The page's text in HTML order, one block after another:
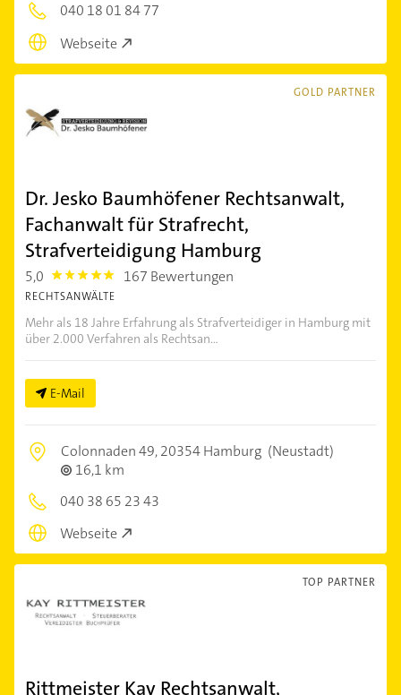
040 18 01 84 77
Webseite
GOLD PARTNER
Dr. Jesko Baumhöfener Rechtsanwalt,
Fachanwalt für Strafrecht,
Strafverteidigung Hamburg
5,0 5.0 167 Bewertungen
RECHTSANWÄLTE
Mehr als 18 Jahre Erfahrung als Strafverteidiger in Hamburg mit
über 2.000 Verfahren als Rechtsan...
E-Mail
Colonnaden 49,20354 Hamburg (Neustadt)
16,1 km
040 38 65 23 43
Webseite
TOP PARTNER
Rittmeister Kay Rechtsanwalt,